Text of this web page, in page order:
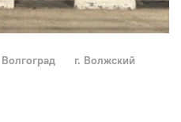
г. Волгоград
г. Волжский